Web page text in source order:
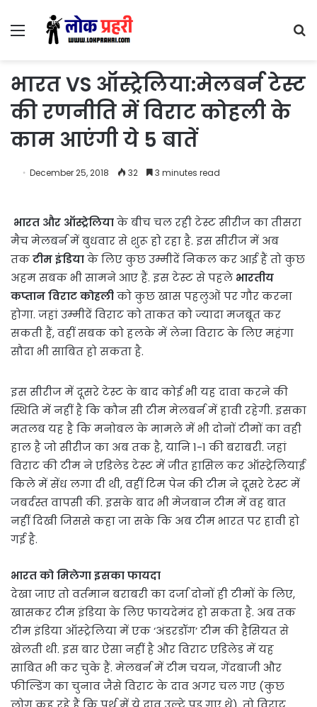
Menu
भारत VS ऑस्ट्रेलिया:मेलबर्न टेस्ट
की रणनीति में विराट कोहली के
काम आएंगी ये 5 बातें
December 25, 2018 32 3 minutes read
भारत और ऑस्ट्रेलियाके बीच चल रही टेस्ट सीरीज का तीसरा
मैच मेलबर्न में बुधवार से शुरू हो रहा है. इस सीरीज में अब
तकटीम इंडियाके लिए कुछ उम्मीदें निकल कर आई हैं तो कुछ
अहम सबक भी सामने आए हैं. इस टेस्ट से पहले भारतीय
कप्तान विराट कोहलीको कुछ खास पहलुओं पर गौर करना
होगा. जहां उम्मीदें विराट को ताकत को ज्यादा मजबूत कर
सकती हैं, वहीं सबक को हलके में लेना विराट के लिए महंगा
सौदा भी साबित हो सकता है.
इस सीरीज में दूसरे टेस्ट के बाद कोई भी यह दावा करने की
स्थिति में नहीं है कि कौन सी टीम मेलबर्न में हावी रहेगी. इसका
मतलब यह है कि मनोबल के मामले में भी दोनों टीमों का वही
हाल है जो सीरीज का अब तक है, यानि 1-1 की बराबरी. जहां
विराट की टीम ने एडिलेड टेस्ट में जीत हासिल कर ऑस्ट्रेलियाई
किले में सेंध लगा दी थी, वहीं टिम पेन की टीम ने दूसरे टेस्ट में
जबर्दस्त वापसी की. इसके बाद भी मेजबान टीम में वह बात
नहीं दिखी जिससे कहा जा सके कि अब टीम भारत पर हावी हो
गई है.
भारत को मिलेगा इसका फायदा
देखा जाए तो वर्तमान बराबरी का दर्जा दोनों ही टीमों के लिए,
खासकर टीम इंडिया के लिए फायदेमंद हो सकता है. अब तक
टीम इंडिया ऑस्ट्रेलिया में एक ‘अंडरडॉग’ टीम की हैसियत से
खेलती थी. इस बार ऐसा नहीं है और विराट एडिलेड में यह
साबित भी कर चुके हैं. मेलबर्न में टीम चयन, गेंदबाजी और
फील्डिंग का चुनाव जैसे विराट के दाव अगर चल गए (कुछ